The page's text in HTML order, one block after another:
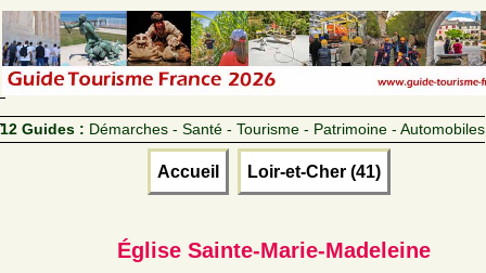
12 Guides : Démarches - Santé - Tourisme - Patrimoine - Automobiles
Accueil Loir-et-Cher (41)
Église Sainte-Marie-Madeleine